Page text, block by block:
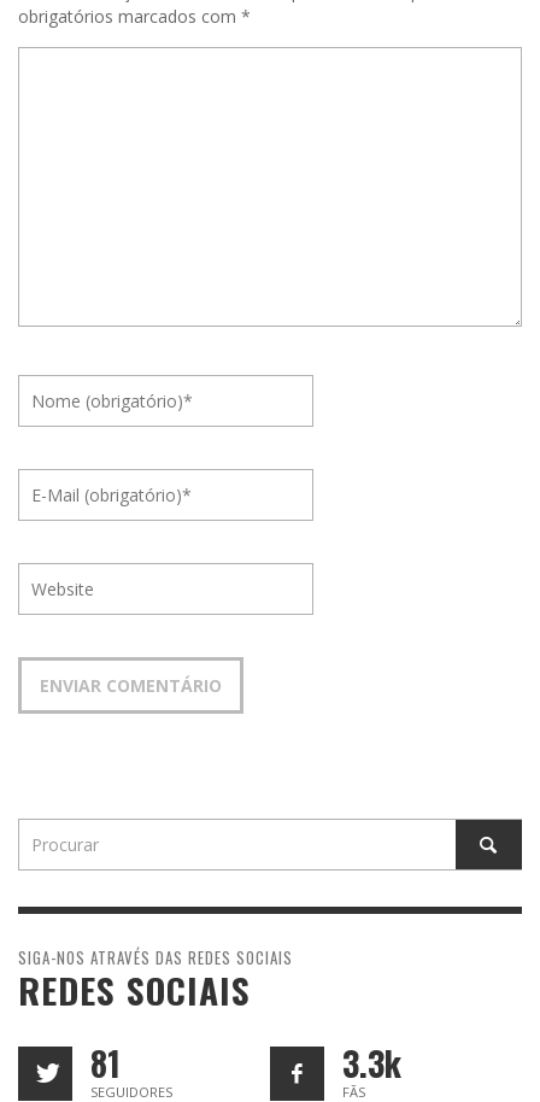
obrigatórios marcados com *
SIGA-NOS ATRAVÉS DAS REDES SOCIAIS
REDES SOCIAIS
81
SEGUIDORES
3.3k
FÃS